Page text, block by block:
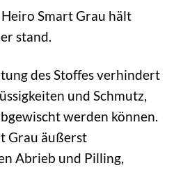
Smart Grau hält
stand.
des Stoffes verhindert
und Schmutz,
werden können.
Grau äußerst
Abrieb und Pilling,